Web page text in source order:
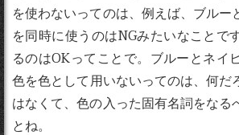
を使わないってのは、例えば、ブルー
を同時に使うのはNGみたいなことで
るのはOKってことで。ブルーとネイ
色を色として用いないってのは、何
はなくて、色の入った固有名詞をなる
とね。